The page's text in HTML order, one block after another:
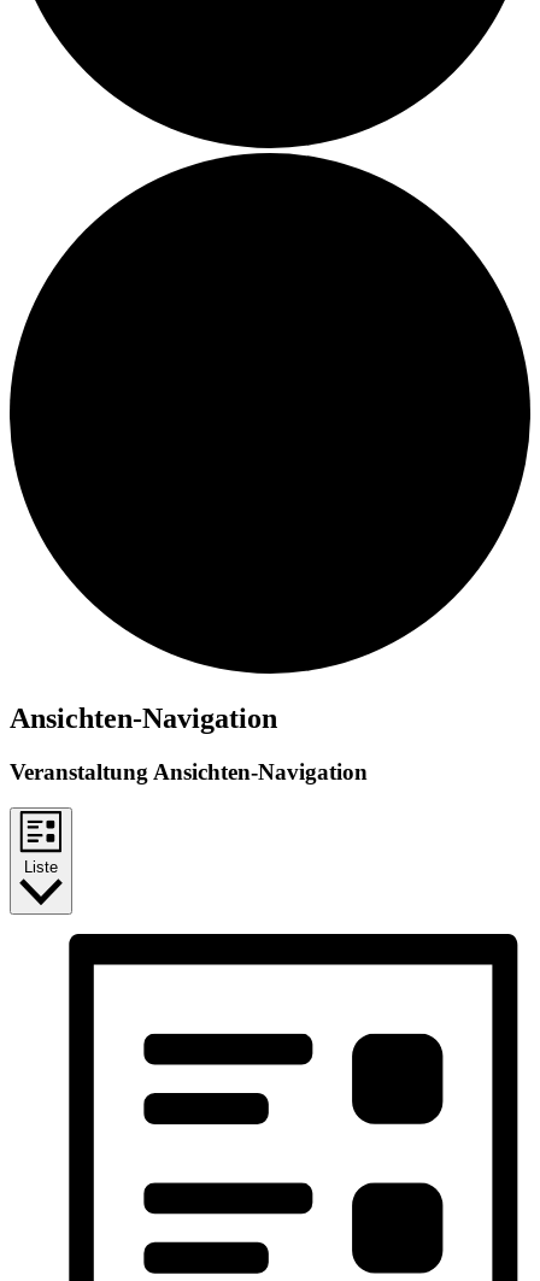
Ansichten-Navigation
Veranstaltung Ansichten-Navigation
Liste